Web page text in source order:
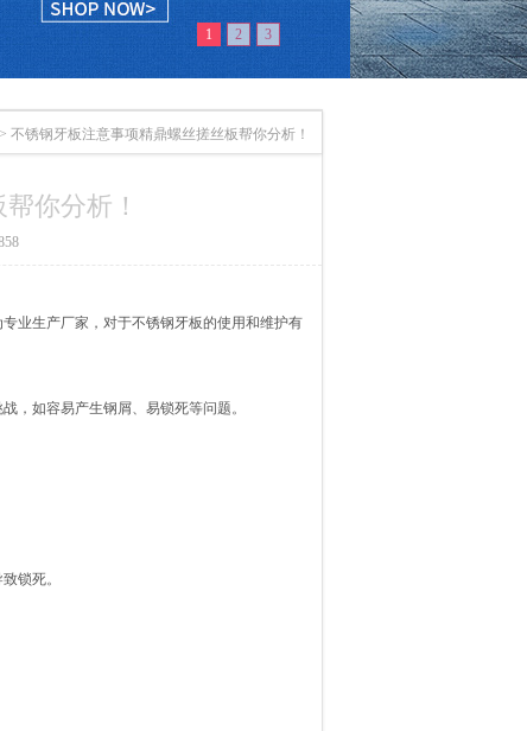
1 2 3
> 不锈钢牙板注意事项精鼎螺丝搓丝板帮你分析！
你分析！
业生产厂家，对于不锈钢牙板的使用和维护有
，如容易产生钢屑、易锁死等问题。
锁死。